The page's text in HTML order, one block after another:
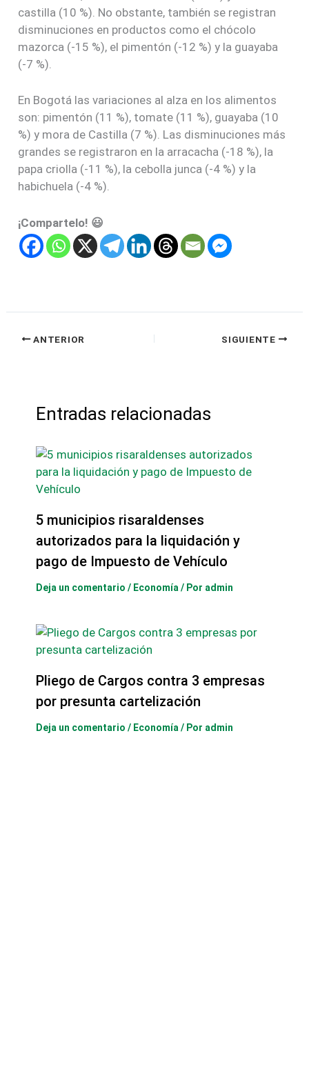
castilla (10 %). No obstante, también se registran
disminuciones en productos como el chócolo
mazorca (-15 %), el pimentón (-12 %) y la guayaba
(-7 %).
En Bogotá las variaciones al alza en los alimentos
son: pimentón (11 %), tomate (11 %), guayaba (10
%) y mora de Castilla (7 %). Las disminuciones más
grandes se registraron en la arracacha (-18 %), la
papa criolla (-11 %), la cebolla junca (-4 %) y la
habichuela (-4 %).
¡Compartelo! 😃
ANTERIOR SIGUIENTE
Entradas relacionadas
5 municipios risaraldenses
autorizados para la liquidación y
pago de Impuesto de Vehículo
Deja un comentario / Economía / Por admin
Pliego de Cargos contra 3 empresas
por presunta cartelización
Deja un comentario / Economía / Por admin